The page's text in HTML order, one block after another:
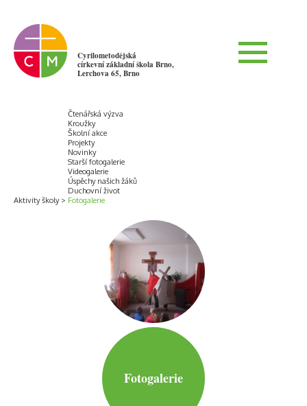
Cyrilometodějská
církevní základní škola Brno,
Lerchova 65, Brno
Aktivity školy
Čtenářská výzva
Kroužky
Školní akce
Projekty
Novinky
Starší fotogalerie
Videogalerie
Úspěchy našich žáků
Duchovní život
Fotogalerie
Fotogalerie